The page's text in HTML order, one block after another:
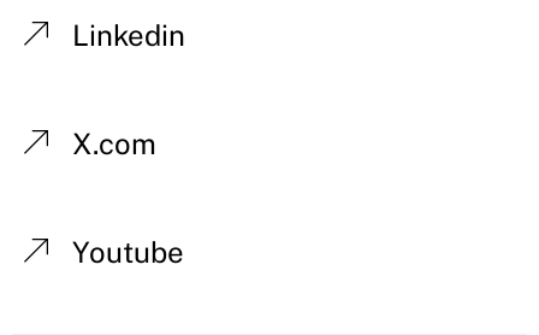
Linkedin
X.com
Youtube